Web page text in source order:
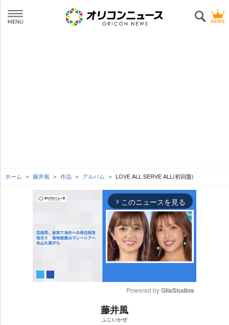
ホーム 藤井風 作品 アルバム LOVE ALL SERVE ALL(初回盤)
arrow_forward_ios このニュースを見る
Powered by GliaStudios
藤井風
ふじいかぜ